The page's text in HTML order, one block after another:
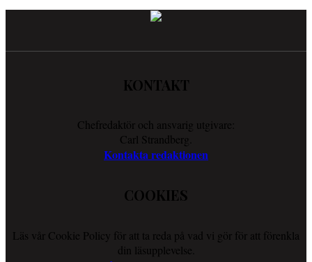
KONTAKT
Chefredaktör och ansvarig utgivare:
Carl Strandberg.
Kontakta redaktionen
COOKIES
Läs vår Cookie Policy för att ta reda på vad vi gör för att förenkla
din läsupplevelse.